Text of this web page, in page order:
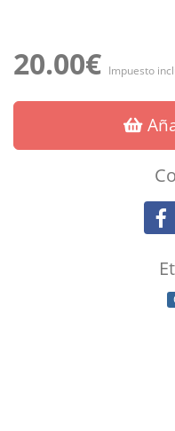
20.00€ Impuesto